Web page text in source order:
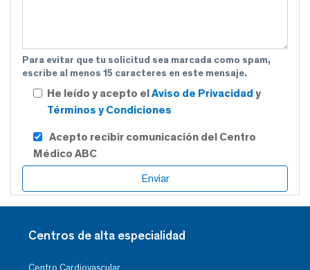
Para evitar que tu solicitud sea marcada como spam,
escribe al menos 15 caracteres en este mensaje.
He leído y acepto elAviso de Privacidad y
Términos y Condiciones
Acepto recibir comunicación del Centro
Médico ABC
Centros de alta especialidad